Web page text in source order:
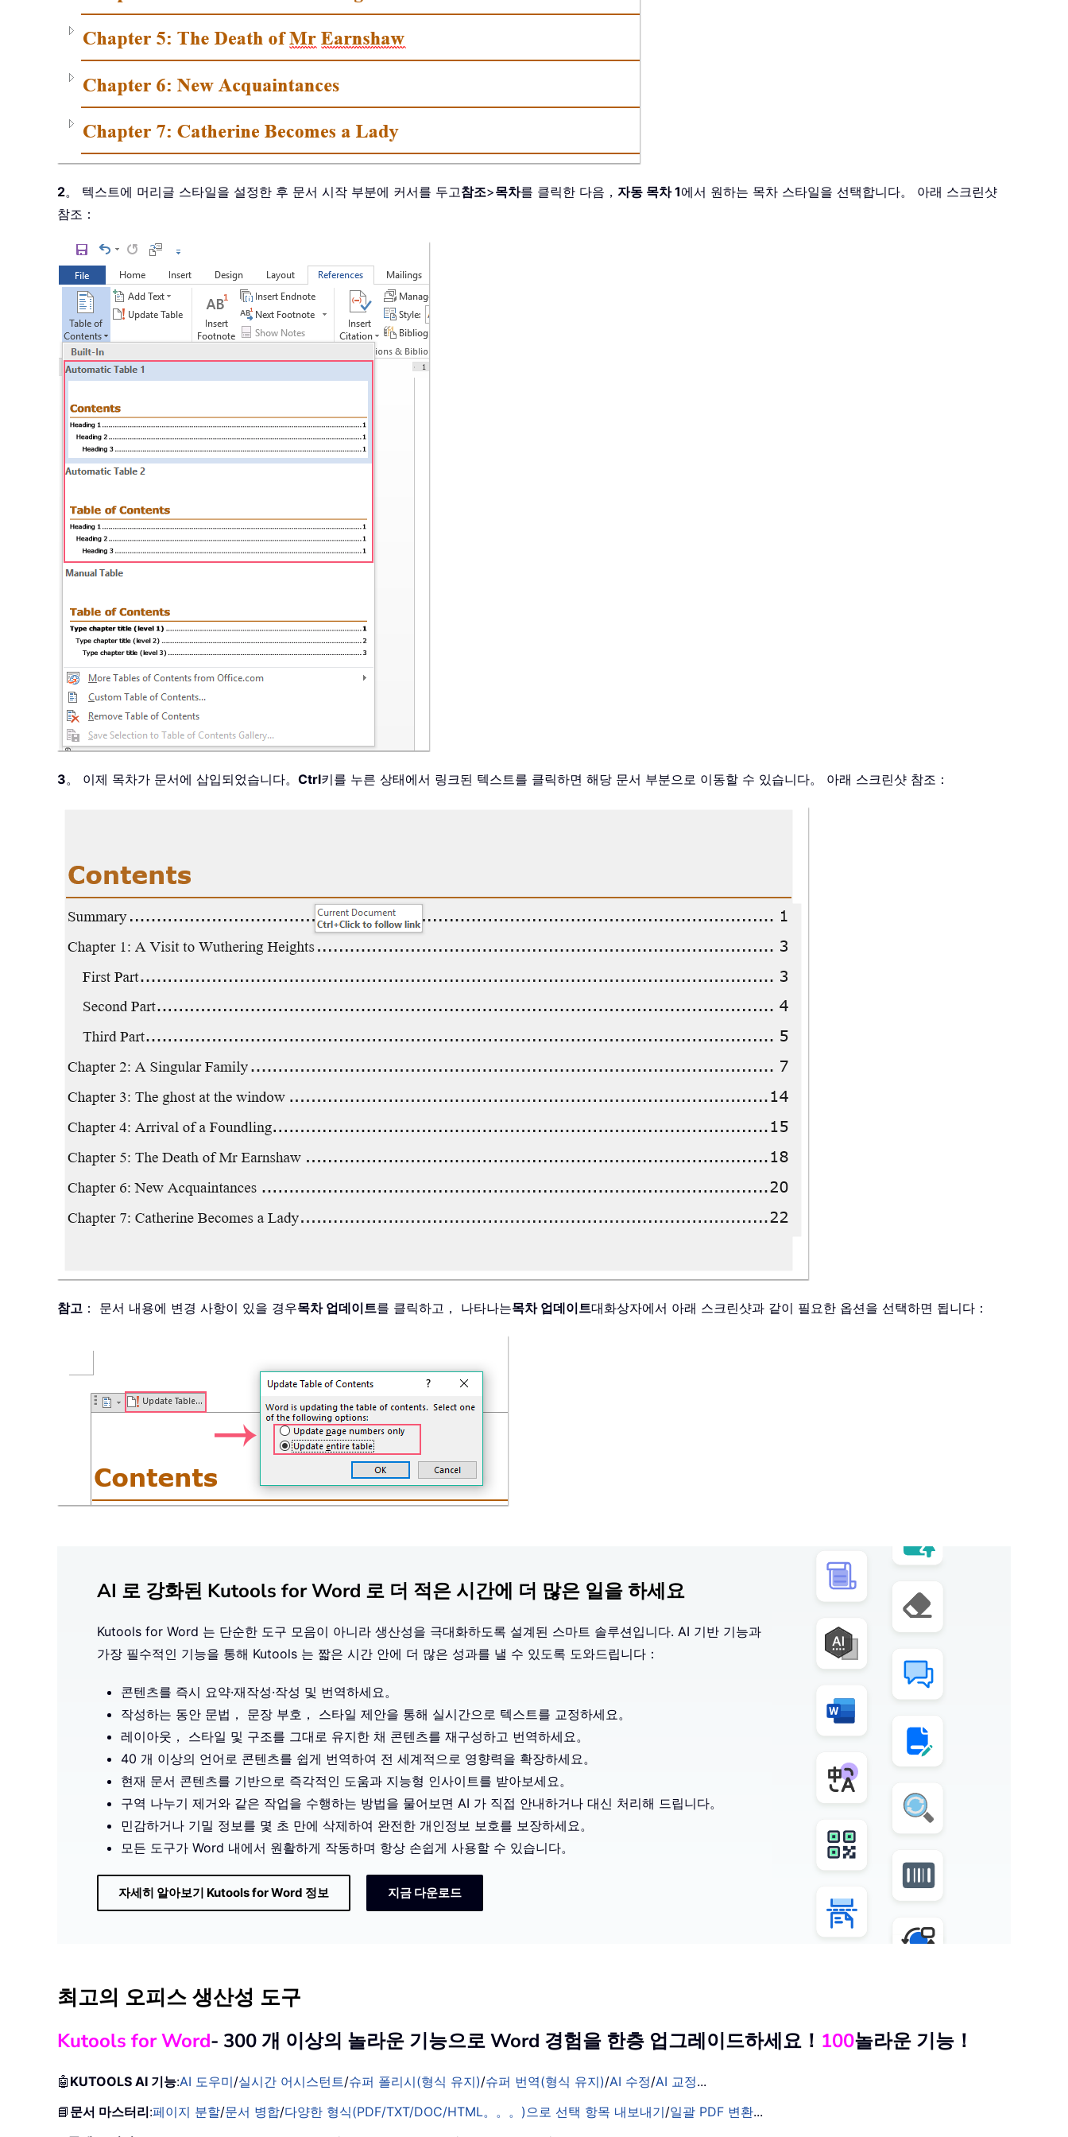
2。 텍스트에 머리글 스타일을 설정한 후 문서 시작 부분에 커서를 두고참조>목차를 클릭한 다음， 자동 목차 1에서 원하는 목차 스타일을 선택합니다。 아래 스크린샷
참조：
3。 이제 목차가 문서에 삽입되었습니다。 Ctrl키를 누른 상태에서 링크된 텍스트를 클릭하면 해당 문서 부분으로 이동할 수 있습니다。 아래 스크린샷 참조：
참고 ： 문서 내용에 변경 사항이 있을 경우목차 업데이트를 클릭하고， 나타나는목차 업데이트대화상자에서 아래 스크린샷과 같이 필요한 옵션을 선택하면 됩니다：
AI 로 강화된 Kutools for Word 로 더 적은 시간에 더 많은 일을 하세요
Kutools for Word 는 단순한 도구 모음이 아니라 생산성을 극대화하도록 설계된 스마트 솔루션입니다. AI 기반 기능과
가장 필수적인 기능을 통해 Kutools 는 짧은 시간 안에 더 많은 성과를 낼 수 있도록 도와드립니다：
콘텐츠를 즉시 요약·재작성·작성 및 번역하세요。
작성하는 동안 문법， 문장 부호， 스타일 제안을 통해 실시간으로 텍스트를 교정하세요。
레이아웃， 스타일 및 구조를 그대로 유지한 채 콘텐츠를 재구성하고 번역하세요。
40 개 이상의 언어로 콘텐츠를 쉽게 번역하여 전 세계적으로 영향력을 확장하세요。
현재 문서 콘텐츠를 기반으로 즉각적인 도움과 지능형 인사이트를 받아보세요。
구역 나누기 제거와 같은 작업을 수행하는 방법을 물어보면 AI 가 직접 안내하거나 대신 처리해 드립니다。
민감하거나 기밀 정보를 몇 초 만에 삭제하여 완전한 개인정보 보호를 보장하세요。
모든 도구가 Word 내에서 원활하게 작동하며 항상 손쉽게 사용할 수 있습니다。
자세히 알아보기 Kutools for Word 정보 지금 다운로드
최고의 오피스 생산성 도구
Kutools for Word- 300 개 이상의 놀라운 기능으로 Word 경험을 한층 업그레이드하세요！ 100놀라운 기능！
🤖 KUTOOLS AI 기능:AI 도우미/실시간 어시스턴트/슈퍼 폴리시(형식 유지)/슈퍼 번역(형식 유지)/AI 수정/AI 교정...
📘 문서 마스터리:페이지 분할/문서 병합/다양한 형식(PDF/TXT/DOC/HTML。。。)으로 선택 항목 내보내기/일괄 PDF 변환...